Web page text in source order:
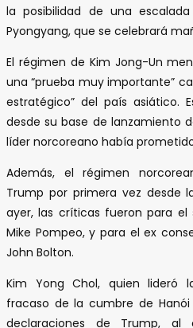
la posibilidad de una
Pyongyang, que se celebrará
El régimen de Kim Jong-Un
una “prueba muy importante”
estratégico” del país asiático.
desde su base de lanzamiento
líder norcoreano había
Además, el régimen
Trump por primera vez desde
ayer, las críticas fueron para el
Mike Pompeo, y para el ex
John Bolton.
Kim Yong Chol, quien lideró
fracaso de la cumbre de
declaraciones de Trump, al